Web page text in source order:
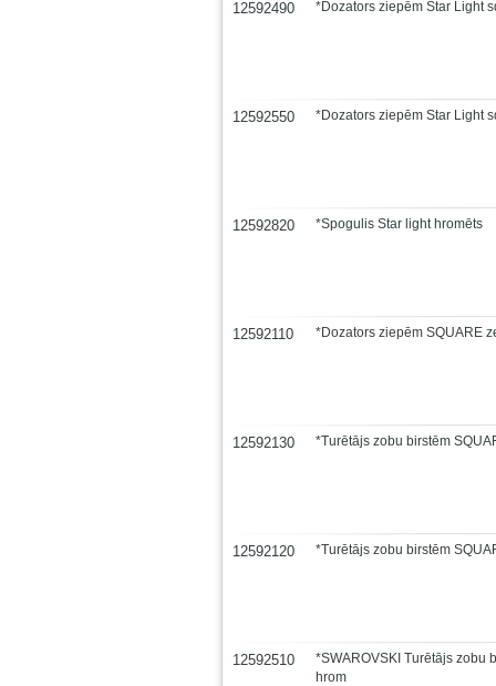
12592490 *Dozators ziepēm Star Light
12592550 *Dozators ziepēm Star Light
12592820 *Spogulis Star light hromēts
12592110 *Dozators ziepēm SQUARE
12592130 *Turētājs zobu birstēm
12592120 *Turētājs zobu birstēm
12592510
*SWAROVSKI Turētājs zobu
hrom